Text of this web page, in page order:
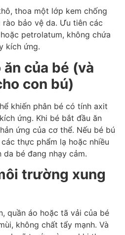
thoa một lớp kem chống
bảo vệ da. Ưu tiên các
petrolatum, không chứa
kích ứng.
của bé (và
con bú)
khiến phân bé có tính axit
ứng. Khi bé bắt đầu ăn
ứng của cơ thể. Nếu bé bú
thực phẩm lạ hoặc nhiều
bé đang nhạy cảm.
trường xung
quần áo hoặc tã vải của bé
không chất tẩy mạnh. Và